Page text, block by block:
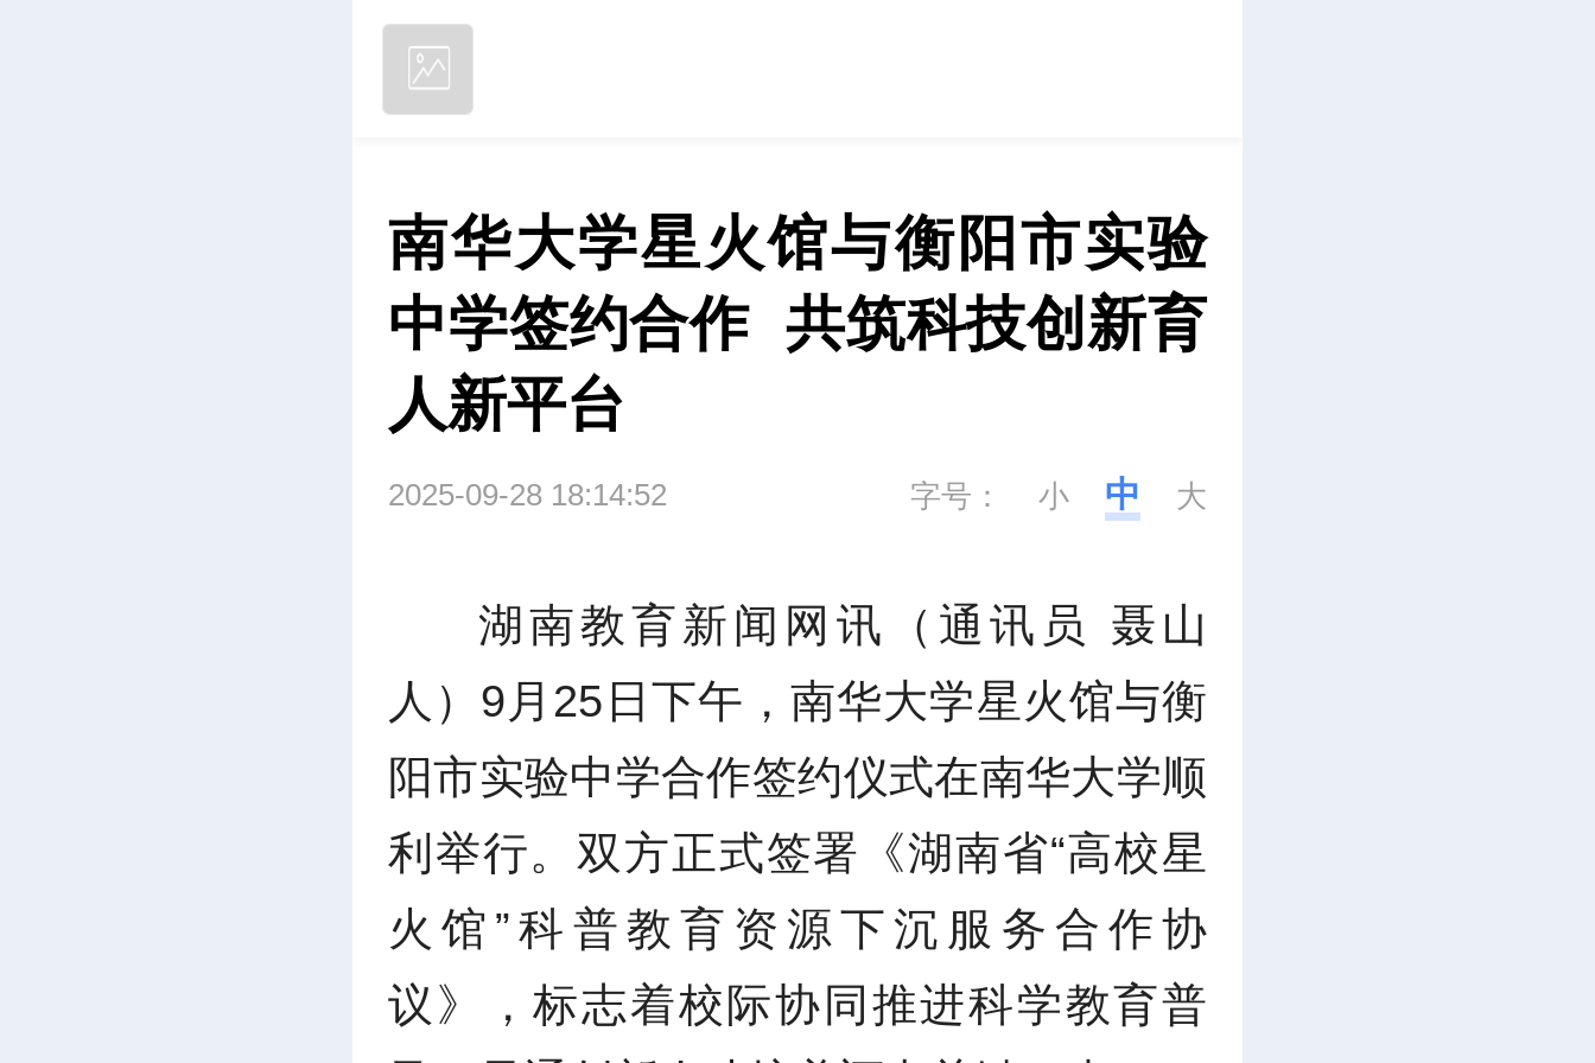
南华大学星火馆与衡阳市实验
中学签约合作  共筑科技创新育
人新平台
2025-09-28 18:14:52 字号： 小 中 大
湖南教育新闻网讯（通讯员 聂山
人）9月25日下午，南华大学星火馆与衡
阳市实验中学合作签约仪式在南华大学顺
利举行。双方正式签署《湖南省“高校星
火馆”科普教育资源下沉服务合作协
议》，标志着校际协同推进科学教育普